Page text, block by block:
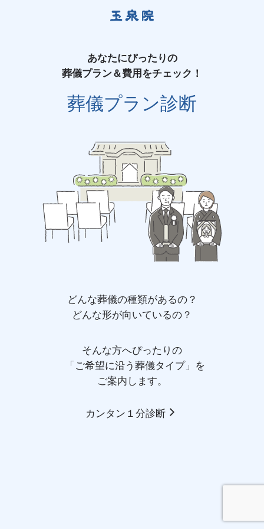
あなたにぴったりの
葬儀プラン＆費用をチェック！
葬儀プラン診断
どんな葬儀の種類があるの？
どんな形が向いているの？
そんな方へぴったりの
「ご希望に沿う葬儀タイプ」を
ご案内します。
カンタン１分診断